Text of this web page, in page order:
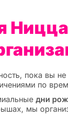
пока вы
по
дни
мы